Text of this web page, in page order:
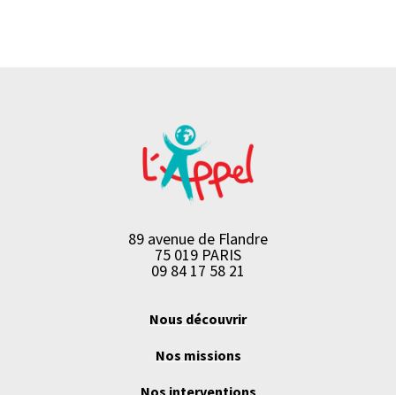
89 avenue de Flandre
75 019 PARIS
09 84 17 58 21
Nous découvrir
Nos missions
Nos interventions